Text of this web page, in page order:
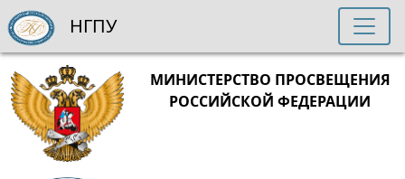
МИНИСТЕРСТВО ПРОСВЕЩЕНИЯ
РОССИЙСКОЙ ФЕДЕРАЦИИ
НГПУ